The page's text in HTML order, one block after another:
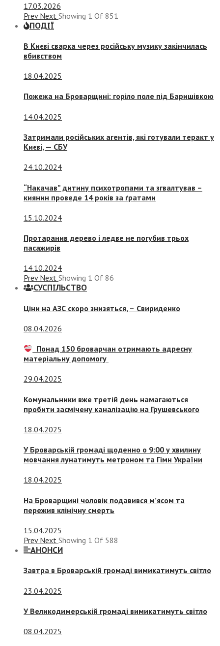
17.03.2026
Prev Next Showing 1 Of 851
ПОДІЇ
В Києві сварка через російську музику закінчилась
вбивством
18.04.2025
Пожежа на Броварщині: горіло поле під Баришівкою
14.04.2025
Затримали російських агентів, які готували теракт у
Києві, — СБУ
24.10.2024
“Накачав” дитину психотропами та згвалтував –
киянин проведе 14 років за ґратами
15.10.2024
Протаранив дерево і ледве не погубив трьох
пасажирів
14.10.2024
Prev Next Showing 1 Of 86
СУСПIЛЬСТВО
Ціни на АЗС скоро знизяться, – Свириденко
08.04.2026
Понад 150 броварчан отримають адресну
матеріальну допомогу
29.04.2025
Комунальники вже третій день намагаються
пробити засмічену каналізацію на Грушевського
18.04.2025
У Броварській громаді щоденно о 9:00 у хвилину
мовчання лунатимуть метроном та Гімн України
18.04.2025
На Броварщині чоловік подавився м’ясом та
пережив клінічну смерть
15.04.2025
Prev Next Showing 1 Of 588
АНОНСИ
Завтра в Броварській громаді вимикатимуть світло
23.04.2025
У Великодимерській громаді вимикатимуть світло
08.04.2025